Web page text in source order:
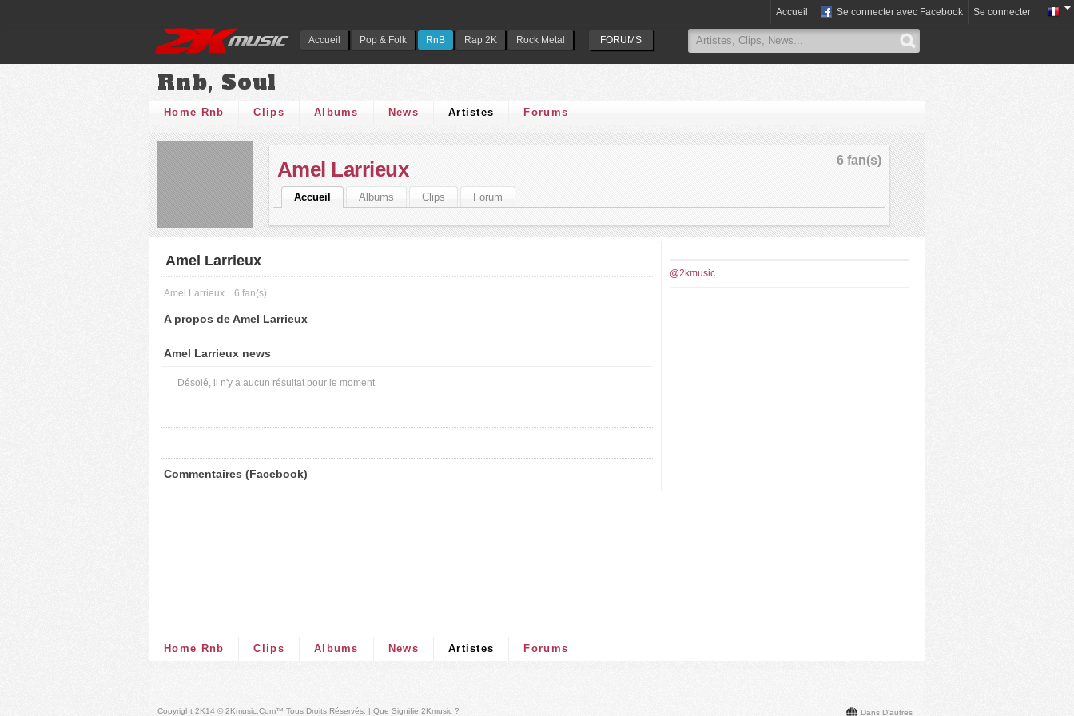
Accueil Pop & Folk RnB Rap 2K Rock Metal FORUMS
Accueil Se connecter avec Facebook Se connecter
Rnb, Soul
Home Rnb Clips Albums News Artistes Forums
6 fan(s)
Amel Larrieux
Accueil Albums Clips Forum
Amel Larrieux
Amel Larrieux 6 fan(s)
A propos de Amel Larrieux
Amel Larrieux news
Désolé, il n'y a aucun résultat pour le moment
Commentaires (Facebook)
@2kmusic
Home Rnb Clips Albums News Artistes Forums
Dans D'autres
Copyright 2K14 © 2Kmusic.com™ Tous Droits Réservés . | Que Signifie 2Kmusic ?